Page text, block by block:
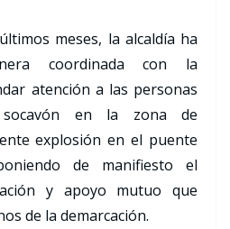
meses, la alcaldía ha
coordinada con la
atención a las personas
en la zona de
explosión en el puente
de manifiesto el
y apoyo mutuo que
de la demarcación.